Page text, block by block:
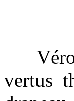
vertus